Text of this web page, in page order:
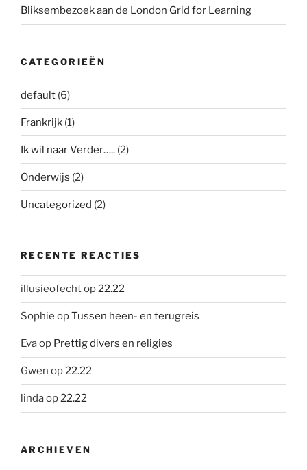
Bliksembezoek aan de London Grid for Learning
CATEGORIEËN
default (6)
Frankrijk (1)
Ik wil naar Verder….. (2)
Onderwijs (2)
Uncategorized (2)
RECENTE REACTIES
illusieofechtop22.22
Sophie opTussen heen- en terugreis
Evaop Prettig divers en religies
Gwen op22.22
lindaop22.22
ARCHIEVEN